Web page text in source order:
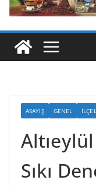
ASAYIŞ GENEL
Altıeylül
Sıkı